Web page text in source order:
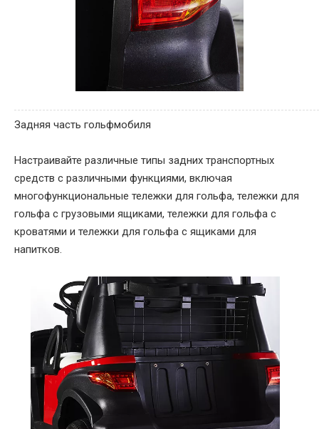
Задняя часть гольфмобиля
Настраивайте различные типы задних транспортных
средств с различными функциями, включая
многофункциональные тележки для гольфа, тележки для
гольфа с грузовыми ящиками, тележки для гольфа с
кроватями и тележки для гольфа с ящиками для
напитков.